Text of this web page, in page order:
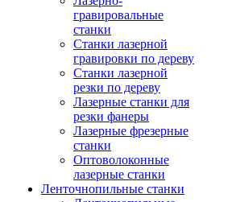
гравировальные
станки
Станки лазерной
гравировки по дереву
Станки лазерной
резки по дереву
Лазерные станки для
резки фанеры
Лазерные фрезерные
станки
Оптоволоконные
лазерные станки
Ленточнопильные станки